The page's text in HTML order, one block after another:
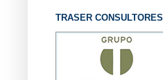
TRASER CONSULTORES